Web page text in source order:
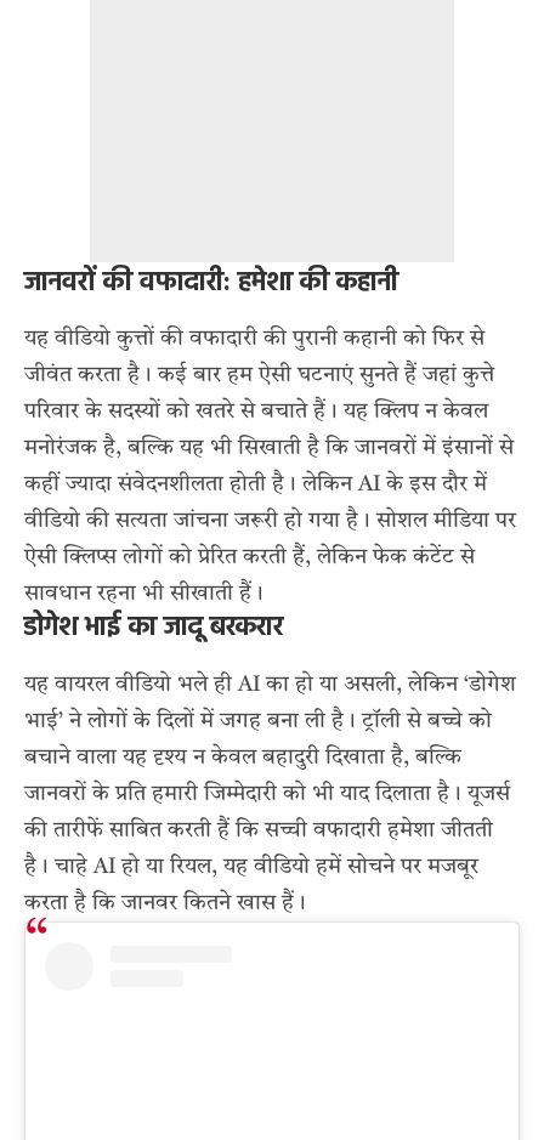
जानवरों की वफादारी: हमेशा की कहानी
यह वीडियो कुत्तों की वफादारी की पुरानी कहानी को फिर से
जीवंत करता है। कई बार हम ऐसी घटनाएं सुनते हैं जहां कुत्ते
परिवार के सदस्यों को खतरे से बचाते हैं। यह क्लिप न केवल
मनोरंजक है, बल्कि यह भी सिखाती है कि जानवरों में इंसानों से
कहीं ज्यादा संवेदनशीलता होती है। लेकिन AI के इस दौर में
वीडियो की सत्यता जांचना जरूरी हो गया है। सोशल मीडिया पर
ऐसी क्लिप्स लोगों को प्रेरित करती हैं, लेकिन फेक कंटेंट से
सावधान रहना भी सीखाती हैं।
डोगेश भाई का जादू बरकरार
यह वायरल वीडियो भले ही AI का हो या असली, लेकिन ‘डोगेश
भाई’ ने लोगों के दिलों में जगह बना ली है। ट्रॉली से बच्चे को
बचाने वाला यह दृश्य न केवल बहादुरी दिखाता है, बल्कि
जानवरों के प्रति हमारी जिम्मेदारी को भी याद दिलाता है। यूजर्स
की तारीफें साबित करती हैं कि सच्ची वफादारी हमेशा जीतती
है। चाहे AI हो या रियल, यह वीडियो हमें सोचने पर मजबूर
करता है कि जानवर कितने खास हैं।